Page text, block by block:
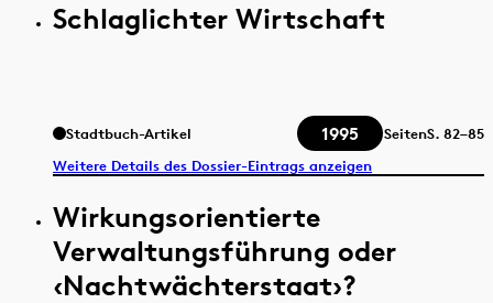
Schlaglichter Wirtschaft
Stadtbuch-Artikel 1995 SeitenS. 82–85
Weitere Details des Dossier-Eintrags anzeigen
Wirkungsorientierte
Verwaltungsführung oder
‹Nachtwächterstaat›?